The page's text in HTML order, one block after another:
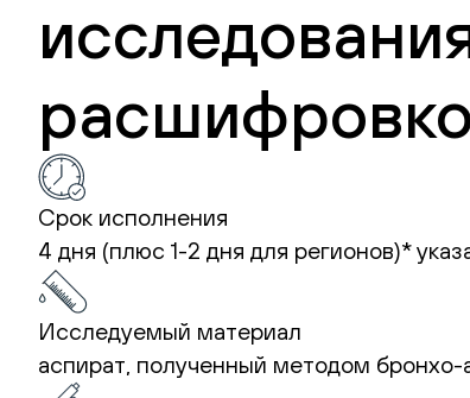
Срок исполнения
4 дня (плюс 1-2 дня для регионов)*
Исследуемый материал
аспират, полученный методом